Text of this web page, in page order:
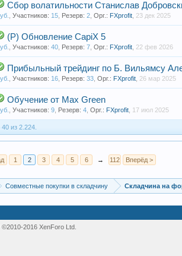
Сбор волатильности Станислав
,Участников: 15 Резерв: 2 ,Орг.: FXprofit 23 дек 2025
(Р) Обновление CapiX 5
,Участников: 40 Резерв: 7 ,Орг.: FXprofit 22 фев 2026
Прибыльный трейдинг по Б. Вильямсу
,Участников: 16 Резерв: 33 ,Орг.: FXprofit 26 мар 2025
Обучение от Max Green
,Участников: 9 Резерв: 4 ,Орг.: FXprofit 17 июл 2025
из 2.224.
1 2 3 4 5 6 → 112 Вперёд >
Совместные покупки в складчину Складчина на
©2010-2016 XenForo Ltd.